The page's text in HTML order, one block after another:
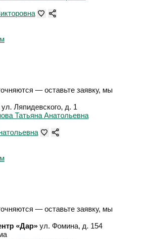
— оставьте заявку, мы
ул. Ляпидевского, д. 1
— оставьте заявку, мы
«Дар» ул. Фомина, д. 154